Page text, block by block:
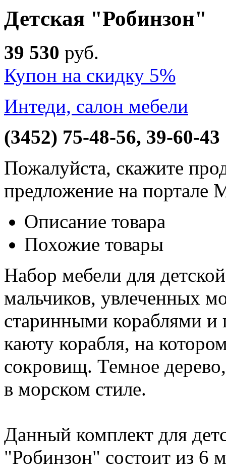
Детская "Робинзон"
39 530 руб.
Купон на скидку 5%
Интеди, салон мебели
(3452) 75-48-56, 39-60-43
Пожалуйста, скажите
предложение на портале
Описание товара
Похожие товары
Набор мебели для
мальчиков, увлеченных
старинными кораблями и
каюту корабля, на
сокровищ. Темное
в морском стиле.
Данный комплект для
"Робинзон" состоит из 6